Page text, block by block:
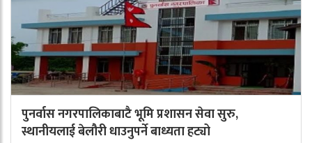
पुनर्वास नगरपालिकाबाटै भूमि प्रशासन सेवा सुरु,
स्थानीयलाई बेलौरी धाउनुपर्ने बाध्यता हट्यो